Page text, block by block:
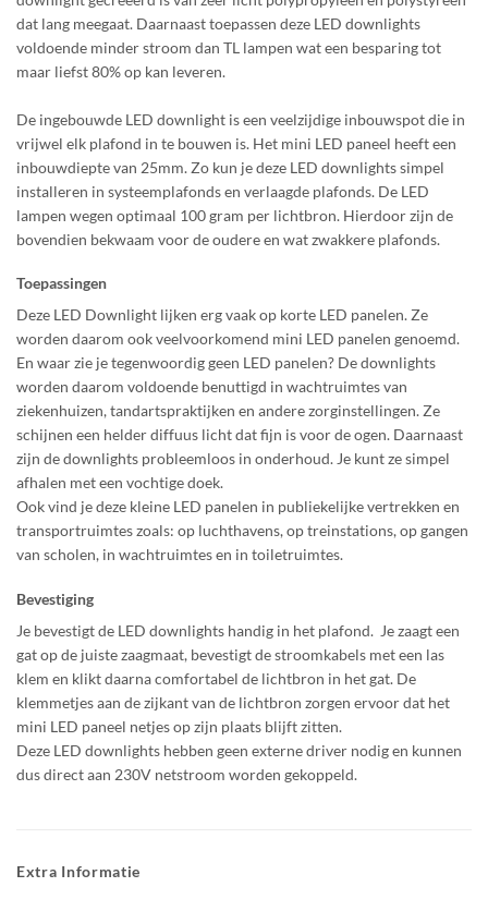
dat lang meegaat. Daarnaast toepassen deze LED downlights
voldoende minder stroom dan TL lampen wat een besparing tot
maar liefst 80% op kan leveren.
De ingebouwde LED downlight is een veelzijdige inbouwspot die in
vrijwel elk plafond in te bouwen is. Het mini LED paneel heeft een
inbouwdiepte van 25mm. Zo kun je deze LED downlights simpel
installeren in systeemplafonds en verlaagde plafonds. De LED
lampen wegen optimaal 100 gram per lichtbron. Hierdoor zijn de
bovendien bekwaam voor de oudere en wat zwakkere plafonds.
Toepassingen
Deze LED Downlight lijken erg vaak op korte LED panelen. Ze
worden daarom ook veelvoorkomend mini LED panelen genoemd.
En waar zie je tegenwoordig geen LED panelen? De downlights
worden daarom voldoende benuttigd in wachtruimtes van
ziekenhuizen, tandartspraktijken en andere zorginstellingen. Ze
schijnen een helder diffuus licht dat fijn is voor de ogen. Daarnaast
zijn de downlights probleemloos in onderhoud. Je kunt ze simpel
afhalen met een vochtige doek.
Ook vind je deze kleine LED panelen in publiekelijke vertrekken en
transportruimtes zoals: op luchthavens, op treinstations, op gangen
van scholen, in wachtruimtes en in toiletruimtes.
Bevestiging
Je bevestigt de LED downlights handig in het plafond. Je zaagt een
gat op de juiste zaagmaat, bevestigt de stroomkabels met een las
klem en klikt daarna comfortabel de lichtbron in het gat. De
klemmetjes aan de zijkant van de lichtbron zorgen ervoor dat het
mini LED paneel netjes op zijn plaats blijft zitten.
Deze LED downlights hebben geen externe driver nodig en kunnen
dus direct aan 230V netstroom worden gekoppeld.
Extra Informatie